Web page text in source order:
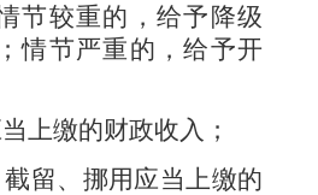
节较重的，给予降级
情节严重的，给予开
上缴的财政收入；
留、挪用应当上缴的